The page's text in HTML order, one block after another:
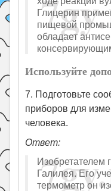
Глицерин
пищевой
обладает
Используйте
7. Подготовьте
приборов для
человека.
Ответ:
Изобретателем
Галилея. Его
термометр он